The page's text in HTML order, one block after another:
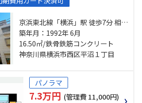
京浜東北線「横浜」駅 徒歩7分 相鉄
本線「平沼橋」駅 徒歩4分 京急本線
「戸部」駅 徒歩3分
築年月：1992年 6月
16.50㎡/鉄骨鉄筋コンクリート
神奈川県横浜市西区平沼１丁目
パノラマ
7.3万円 (管理費 11,000円)